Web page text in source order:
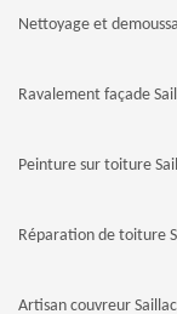
Nettoyage et
Ravalement façade
Peinture sur toiture
Réparation de toiture
Artisan couvreur Saillac